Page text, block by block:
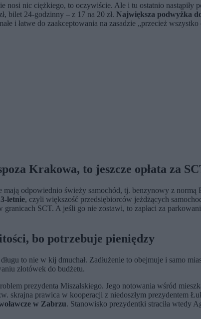
nosi nic ciężkiego, to oczywiście. Ale i tu ostatnio
bilet 24-godzinny – z 17 na 20 zł. Największa podwyżka
i łatwe do zaakceptowania na zasadzie „przecież
Krakowa, to jeszcze opłata za
mają odpowiednio świeży samochód, tj. benzynowy z
letnie, czyli większość przedsiębiorców jeżdżących
granicach SCT. A jeśli go nie zostawi, to zapłaci za
bo potrzebuje pieniędzy
to nie w kij dmuchał. Zadłużenie to obejmuje i samo
złotówek do budżetu.
prezydenta Miszalskiego. Jego notowania wśród
skrajna prawica w kooperacji z niedoszłym prezydentem
w Zabrzu. Stanowisko prezydentki straciła wtedy